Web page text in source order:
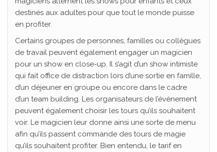
destinés aux adultes pour que tout le monde puisse
en profiter.
Certains groupes de personnes, familles ou collègues
de travail peuvent également engager un magicien
pour un show en close-up. Il s’agit d’un show intimiste
qui fait office de distraction lors d’une sortie en famille,
d’un déjeuner en groupe ou encore dans le cadre
d’un team building. Les organisateurs de l’évènement
peuvent également choisir les tours qu’ils souhaitent
voir. Le magicien leur donne ainsi une sorte de menu
afin qu’ils passent commande des tours de magie
qu’ils souhaitent profiter. Bien entendu, le tarif en